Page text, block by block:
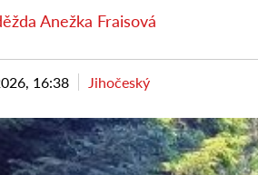
Anežka Fraisová
16:38 Jihočeský